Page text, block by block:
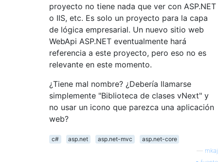
proyecto no tiene nada que ver con ASP.NET
o IIS, etc. Es solo un proyecto para la capa
de lógica empresarial. Un nuevo sitio web
WebApi ASP.NET eventualmente hará
referencia a este proyecto, pero eso no es
relevante en este momento.
¿Tiene mal nombre? ¿Debería llamarse
simplemente "Biblioteca de clases vNext" y
no usar un icono que parezca una aplicación
web?
c# asp.net asp.net-mvc
asp.net-core
mkaj